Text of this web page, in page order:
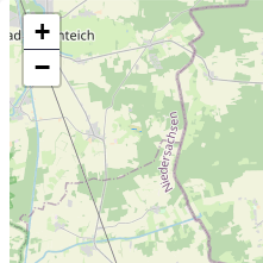
+
−